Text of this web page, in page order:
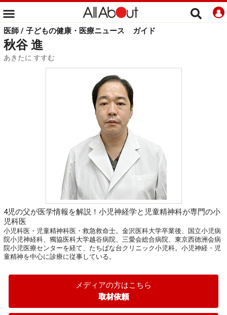
医師 / 子どもの健康・医療ニュース ガイド
秋谷 進
あきたに すすむ
4児の父が医学情報を解説！小児神経学と児童精神科が専門の小
児科医
小児科医・児童精神科医・救急救命士。金沢医科大学卒業後、国立小児病
院小児神経科、獨協医科大学越谷病院、三愛会総合病院、東京西徳洲会病
院小児医療センターを経て、たちばな台クリニック小児科。小児神経・児
童精神を中心に診療に従事している。
メディアの方はこちら
取材依頼